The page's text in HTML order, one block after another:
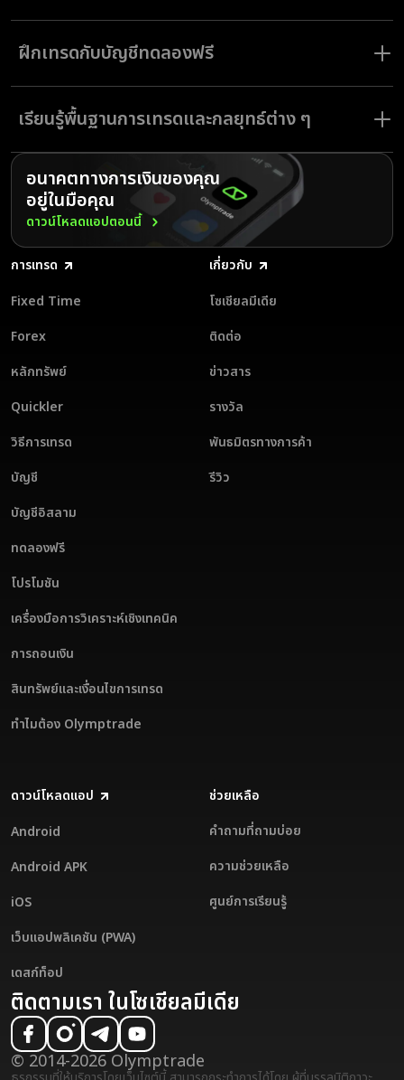
การเริ่มต้นเทรดที่ Olymptrade เป็นเรื่องง่ายและใคร ๆ ก็ทำได้ ลงทะเบียน
บนแพลตฟอร์ม เข้าร่วมทัวร์แนะนำการใช้งานแบบโต้ตอบของเรา และฝึกเทรด
ฟรีในบัญชีทดลอง ฝากเงินนิดหน่อย คุณก็สามารถเริ่มเทรดจริงและเข้าสำรวจ
แนวทางแบบทีละขั้นตอนนี้ทำให้ Olymptrade เป็นหนึ่งในแพลตฟอร์มการ
ฝึกเทรดกับบัญชีทดลองฟรี
ยังใหม่กับการเทรดออนไลน์? Olymptrade มีบัญชีทดลองฟรีพร้อมเงิน
ทดลองให้คุณได้หัดเรียนรู้การเทรดโดยไม่มีความเสี่ยง ทดสอบกลยุทธ์ สำรวจ
อินดิเคเตอร์ และทำความคุ้นเคยกับอินเทอร์เฟซการเทรดก่อนที่จะย้ายไปเทรด
ในบัญชีจริง
เมื่อฝึกเทรดในบัญชีทดลอง คุณจะได้รับความมั่นใจและทักษะที่จำเป็นสำหรับการ
เทรดฟอเร็กซ์ และสินทรัพย์อื่น ๆ ได้อย่างมีประสิทธิภาพในตลาด
เรียนรู้พื้นฐานการเทรดและกลยุทธ์ต่าง ๆ
การเทรดไม่ใช่แค่เรื่องของการเปิดและปิดคำสั่งเทรดเท่านั้น มันเป็นการพัฒนา
กลยุทธ์ Olymptrade ช่วยให้นักเทรดมือใหม่และนักเทรดขั้นสูงเรียนรู้พื้นฐาน
การเทรด ตั้งแต่การทำความเข้าใจวิธีการทำงานของตลาด ไปจนถึงการสำรวจ
ประเภทสินทรัพย์ต่าง ๆ และการเทรดแบบกำหนดระยะเวลา
ด้วยแหล่งข้อมูลทางการศึกษา วิดีโอสอนเทรด และข้อมูลเชิงลึกจากผู้
เชี่ยวชาญ Olymptrade รับรองว่าคุณจะมีความรู้ในการเทรดอย่างชาญฉลาด
และตัดสินใจได้อย่างรอบรู้
อนาคตทางการเงินของคุณ
อยู่ในมือคุณ
ดาวน์โหลดแอปตอนนี้
การเทรด
Fixed Time
Forex
หลักทรัพย์
Quickler
วิธีการเทรด
บัญชี
บัญชีอิสลาม
ทดลองฟรี
โปรโมชัน
เครื่องมือการวิเคราะห์เชิงเทคนิค
การถอนเงิน
สินทรัพย์และเงื่อนไขการเทรด
ทำไมต้อง Olymptrade
เกี่ยวกับ
โซเชียลมีเดีย
ติดต่อ
ข่าวสาร
รางวัล
พันธมิตรทางการค้า
รีวิว
ดาวน์โหลดแอป
Android
Android APK
iOS
เว็บแอปพลิเคชัน (PWA)
เดสก์ท็อป
ช่วยเหลือ
คำถามที่ถามบ่อย
ความช่วยเหลือ
ศูนย์การเรียนรู้
ติดตามเรา ในโซเชียลมีเดีย
© 2014-2026 Olymptrade